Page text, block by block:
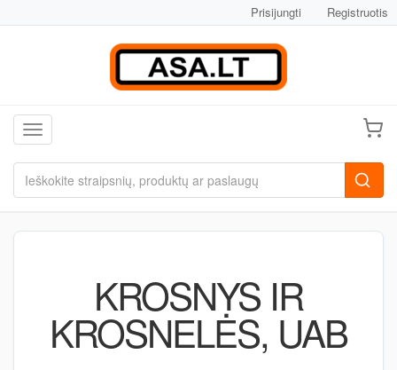
Prisijungti Registruotis
Toggle navigation
KROSNYS IR
KROSNELĖS, UAB